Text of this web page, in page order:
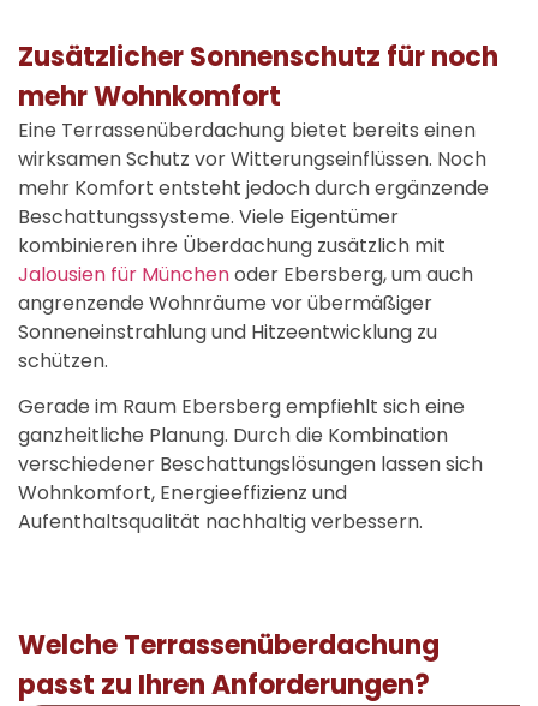
Zusätzlicher Sonnenschutz für noch
mehr Wohnkomfort
Eine Terrassenüberdachung bietet bereits einen
wirksamen Schutz vor Witterungseinflüssen. Noch
mehr Komfort entsteht jedoch durch ergänzende
Beschattungssysteme. Viele Eigentümer
kombinieren ihre Überdachung zusätzlich mit
Jalousien für Münchenoder Ebersberg, um auch
angrenzende Wohnräume vor übermäßiger
Sonneneinstrahlung und Hitzeentwicklung zu
schützen.
Gerade im Raum Ebersberg empfiehlt sich eine
ganzheitliche Planung. Durch die Kombination
verschiedener Beschattungslösungen lassen sich
Wohnkomfort, Energieeffizienz und
Aufenthaltsqualität nachhaltig verbessern.
Welche Terrassenüberdachung
passt zu Ihren Anforderungen?